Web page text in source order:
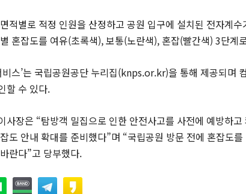
적별로 적정 인원을 산정하고 공원 입구에 설치된 전자계
혼잡도를 여유(초록색), 보통(노란색), 혼잡(빨간색) 3단계
비스’는 국립공원공단 누리집(knps.or.kr)을 통해 제공되며
할 수 있다.
사장은 “탐방객 밀집으로 인한 안전사고를 사전에 예방하
도 안내 확대를 준비했다”며 “국립공원 방문 전에 혼잡도
란다”고 당부했다.